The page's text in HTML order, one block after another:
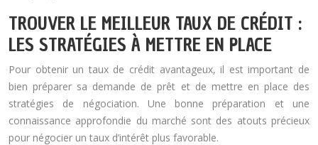
TROUVER LE MEILLEUR TAUX DE CRÉDIT :
LES STRATÉGIES À METTRE EN PLACE
Pour obtenir un taux de crédit avantageux, il est important de
bien préparer sa demande de prêt et de mettre en place des
stratégies de négociation. Une bonne préparation et une
connaissance approfondie du marché sont des atouts précieux
pour négocier un taux d’intérêt plus favorable.